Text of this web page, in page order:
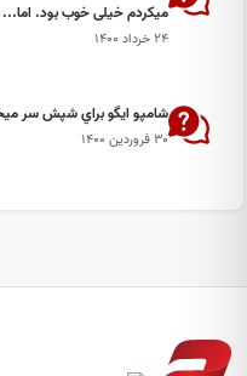
میکردم خیلی خوب بود. اما...
۲۴ خرداد ۱۴۰۰
شامپو ايگو براي شپش سر
۳۰ فروردین ۱۴۰۰